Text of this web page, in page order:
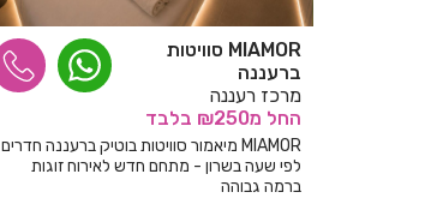
MIAMOR סוויטות
ברעננה
מרכז רעננה
החל מ₪250 בלבד
MIAMOR מיאמור סוויטות בוטיק ברעננה חדרים
לפי שעה בשרון - מתחם חדש לאירוח זוגות
ברמה גבוהה